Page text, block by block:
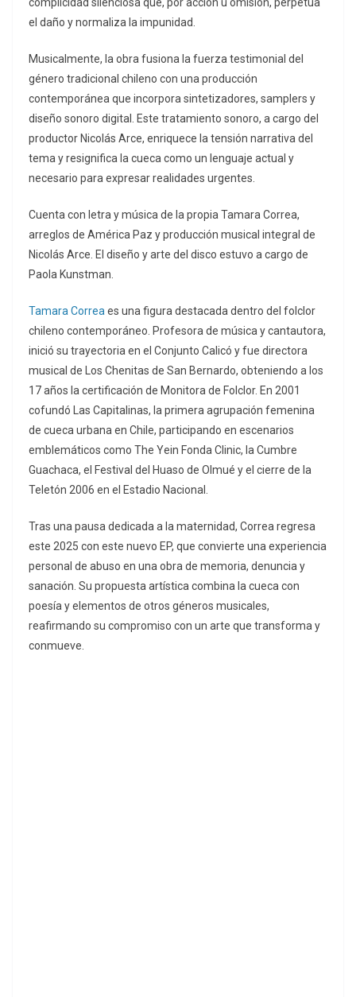
el daño y normaliza la impunidad.
Musicalmente, la obra fusiona la fuerza testimonial del
género tradicional chileno con una producción
contemporánea que incorpora sintetizadores, samplers y
diseño sonoro digital. Este tratamiento sonoro, a cargo del
productor Nicolás Arce, enriquece la tensión narrativa del
tema y resignifica la cueca como un lenguaje actual y
necesario para expresar realidades urgentes.
Cuenta con letra y música de la propia Tamara Correa,
arreglos de América Paz y producción musical integral de
Nicolás Arce. El diseño y arte del disco estuvo a cargo de
Paola Kunstman.
Tamara Correa es una figura destacada dentro del folclor
chileno contemporáneo. Profesora de música y cantautora,
inició su trayectoria en el Conjunto Calicó y fue directora
musical de Los Chenitas de San Bernardo, obteniendo a los
17 años la certificación de Monitora de Folclor. En 2001
cofundó Las Capitalinas, la primera agrupación femenina
de cueca urbana en Chile, participando en escenarios
emblemáticos como The Yein Fonda Clinic, la Cumbre
Guachaca, el Festival del Huaso de Olmué y el cierre de la
Teletón 2006 en el Estadio Nacional.
Tras una pausa dedicada a la maternidad, Correa regresa
este 2025 con este nuevo EP, que convierte una experiencia
personal de abuso en una obra de memoria, denuncia y
sanación. Su propuesta artística combina la cueca con
poesía y elementos de otros géneros musicales,
reafirmando su compromiso con un arte que transforma y
conmueve.